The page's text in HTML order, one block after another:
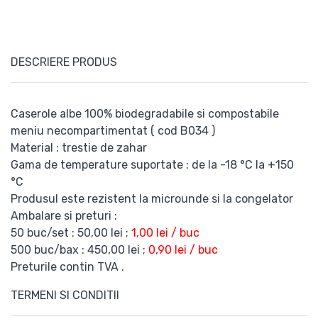
DESCRIERE PRODUS
Caserole albe 100% biodegradabile si compostabile
meniu necompartimentat ( cod B034 )
Material : trestie de zahar
Gama de temperature suportate : de la -18 °C la +150
°C
Produsul este rezistent la microunde si la congelator
Ambalare si preturi :
50 buc/set : 50,00 lei ; 1,00 lei / buc
500 buc/bax : 450,00 lei ; 0,90 lei / buc
Preturile contin TVA .
TERMENI SI CONDITII